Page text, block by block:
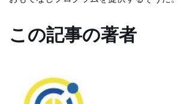
この記事の著者